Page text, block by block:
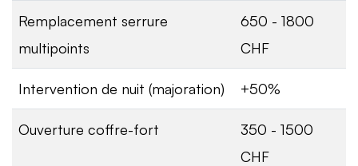
Remplacement serrure
multipoints
650 - 1800
CHF
Intervention de nuit (majoration) +50%
Ouverture coffre-fort
350 - 1500
CHF